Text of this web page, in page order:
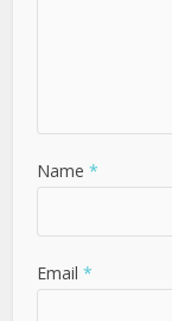
Name *
Email *